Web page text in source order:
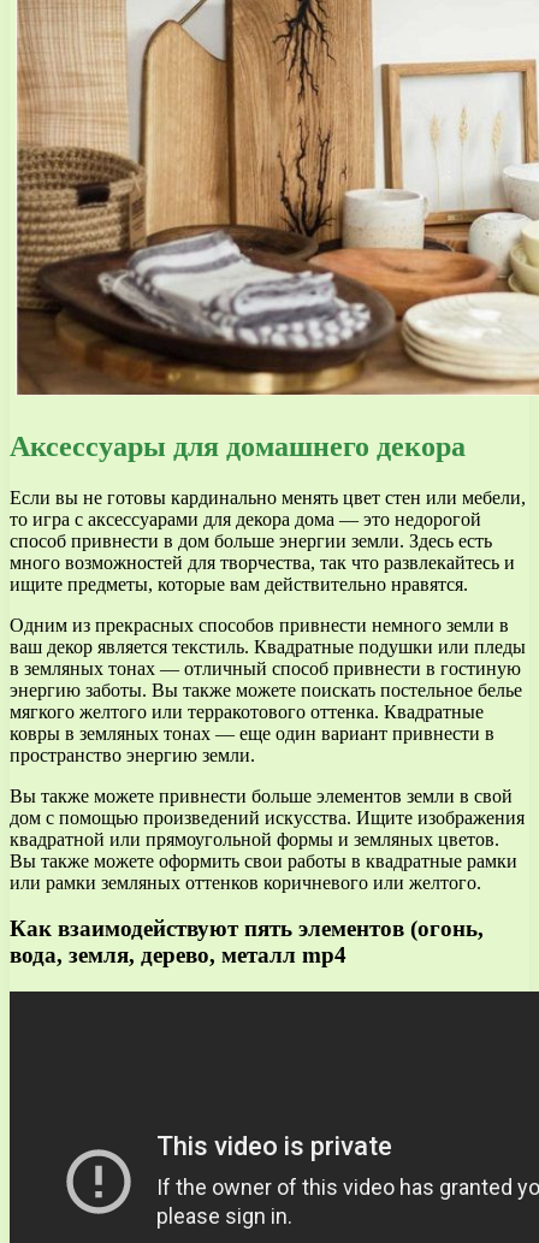
Аксессуары для домашнего декора
Если вы не готовы кардинально менять цвет стен или мебели,
то игра с аксессуарами для декора дома — это недорогой
способ привнести в дом больше энергии земли. Здесь есть
много возможностей для творчества, так что развлекайтесь и
ищите предметы, которые вам действительно нравятся.
Одним из прекрасных способов привнести немного земли в
ваш декор является текстиль. Квадратные подушки или пледы
в земляных тонах — отличный способ привнести в гостиную
энергию заботы. Вы также можете поискать постельное белье
мягкого желтого или терракотового оттенка. Квадратные
ковры в земляных тонах — еще один вариант привнести в
пространство энергию земли.
Вы также можете привнести больше элементов земли в свой
дом с помощью произведений искусства. Ищите изображения
квадратной или прямоугольной формы и земляных цветов.
Вы также можете оформить свои работы в квадратные рамки
или рамки земляных оттенков коричневого или желтого.
Как взаимодействуют пять элементов (огонь,
вода, земля, дерево, металл mp4